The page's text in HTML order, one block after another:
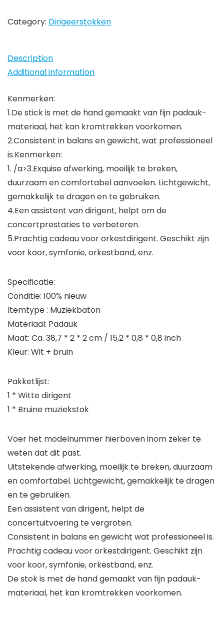
comfortabel,
quantity
Category: Dirigeerstokken
Description
Additional information
Kenmerken:
1.De stick is met de hand gemaakt van fijn padauk-
materiaal, het kan kromtrekken voorkomen.
2.Consistent in balans en gewicht, wat professioneel
is.Kenmerken:
1. /a>3.Exquise afwerking, moeilijk te breken,
duurzaam en comfortabel aanvoelen. Lichtgewicht,
gemakkelijk te dragen en te gebruiken.
4.Een assistent van dirigent, helpt om de
concertprestaties te verbeteren.
5.Prachtig cadeau voor orkestdirigent. Geschikt zijn
voor koor, symfonie, orkestband, enz.
Specificatie:
Conditie: 100% nieuw
Itemtype : Muziekbaton
Materiaal: Padauk
Maat: Ca. 38,7 * 2 * 2 cm / 15,2 * 0,8 * 0,8 inch
Kleur: Wit + bruin
Pakketlijst:
1 * Witte dirigent
1 * Bruine muziekstok
Voer het modelnummer hierboven inom zeker te
weten dat dit past.
Uitstekende afwerking, moeilijk te breken, duurzaam
en comfortabel. Lichtgewicht, gemakkelijk te dragen
en te gebruiken.
Een assistent van dirigent, helpt de
concertuitvoering te vergroten.
Consistent in balans en gewicht wat professioneel is.
Prachtig cadeau voor orkestdirigent. Geschikt zijn
voor koor, symfonie, orkestband, enz.
De stok is met de hand gemaakt van fijn padauk-
materiaal, het kan kromtrekken voorkomen.